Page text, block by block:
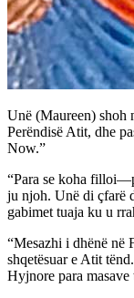
Unë (Maureen) shoh
Perëndisë Atit, dhe
Now.”
“Para se koha
ju njoh. Unë di çfarë
gabimet tuaja ku u
“Mesazhi i dhënë në
shqetësuar e Atit
Hyjnore para masave